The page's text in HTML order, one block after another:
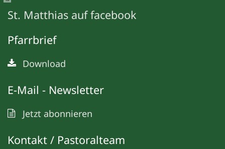
St. Matthias auf facebook
Pfarrbrief
Download
E-Mail - Newsletter
Jetzt abonnieren
Kontakt / Pastoralteam